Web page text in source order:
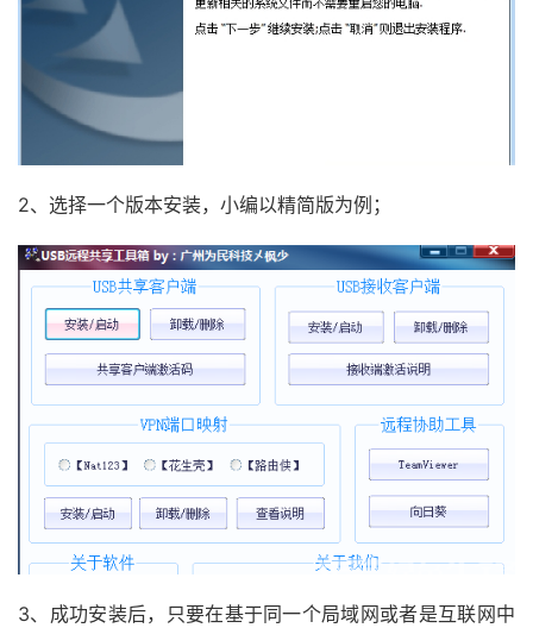
2、选择一个版本安装，小编以精简版为例；
3、成功安装后，只要在基于同一个局域网或者是互联网中